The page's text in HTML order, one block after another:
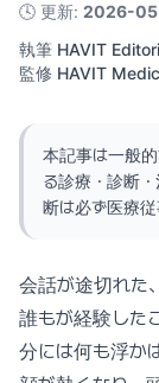
🕓 更新: 2026-
執筆 HAVIT
監修 HAVIT
本記事は一般
る診療・診断
断は必ず医療従
会話が途切れた
誰もが経験した
分には何も浮か